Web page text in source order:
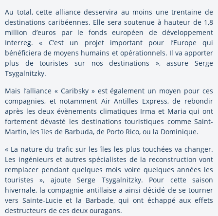
Au total, cette alliance desservira au moins une trentaine de
destinations caribéennes. Elle sera soutenue à hauteur de 1,8
million d’euros par le fonds européen de développement
Interreg. « C’est un projet important pour l’Europe qui
bénéficiera de moyens humains et opérationnels. Il va apporter
plus de touristes sur nos destinations », assure Serge
Tsygalnitzky.
Mais l’alliance « Caribsky » est également un moyen pour ces
compagnies, et notamment Air Antilles Express, de rebondir
après les deux évènements climatiques Irma et Maria qui ont
fortement dévasté les destinations touristiques comme Saint-
Martin, les îles de Barbuda, de Porto Rico, ou la Dominique.
« La nature du trafic sur les îles les plus touchées va changer.
Les ingénieurs et autres spécialistes de la reconstruction vont
remplacer pendant quelques mois voire quelques années les
touristes », ajoute Serge Tsygalnitzky. Pour cette saison
hivernale, la compagnie antillaise a ainsi décidé de se tourner
vers Sainte-Lucie et la Barbade, qui ont échappé aux effets
destructeurs de ces deux ouragans.